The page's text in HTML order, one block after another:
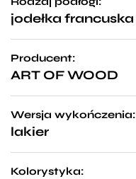
jodełka francuska
Producent:
ART OF WOOD
Wersja wykończenia:
lakier
Kolorystyka: